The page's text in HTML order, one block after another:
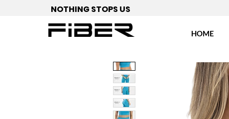
NOTHING STOPS US
HOME